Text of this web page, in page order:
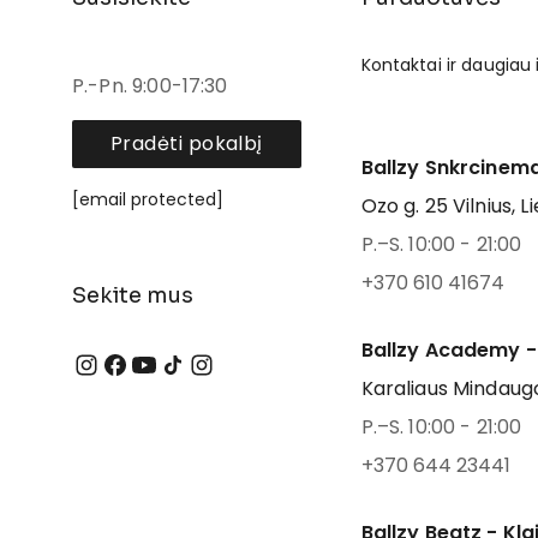
P.-Pn. 9:00-17:30
Pradėti pokalbį
[email protected]
Sekite mus
Kontaktai ir
Ballzy
Ozo g. 25 Vilnius,
P.–S. 10:00 - 21:00
+370 610 41674
Ballzy Academy
Karaliaus
P.–S. 10:00 - 21:00
+370 644 23441